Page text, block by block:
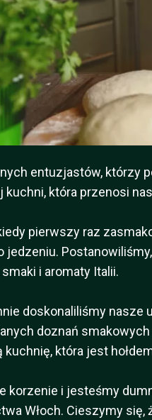
entuzjastów, którzy
kuchni, która przenosi
pierwszy raz
jedzeniu.
i aromaty Italii.
doskonaliliśmy
doznań
która jest
korzenie i jesteśmy
Włoch. Cieszymy